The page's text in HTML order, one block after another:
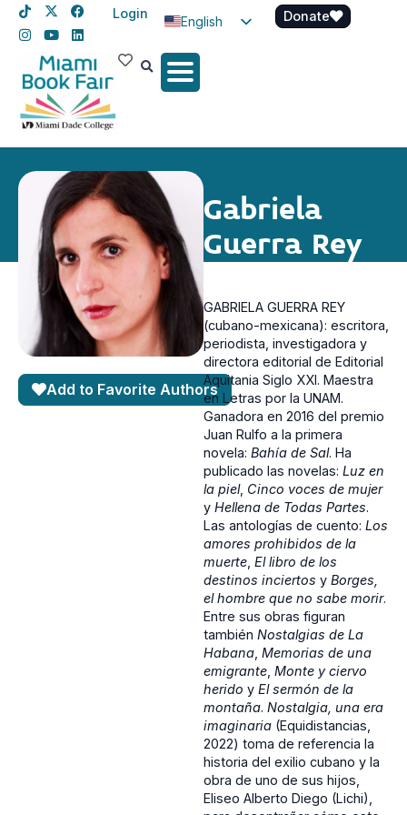
Login
English
Spanish
Donate
Gabriela
Guerra Rey
Add to Favorite Authors
GABRIELA GUERRA REY
(cubano-mexicana): escritora,
periodista, investigadora y
directora editorial de Editorial
Aquitania Siglo XXI. Maestra
en Letras por la UNAM.
Ganadora en 2016 del premio
Juan Rulfo a la primera
novela: Bahía de Sal. Ha
publicado las novelas: Luz en
la piel, Cinco voces de mujer
y Hellena de Todas Partes.
Las antologías de cuento: Los
amores prohibidos de la
muerte, El libro de los
destinos inciertos y Borges,
el hombre que no sabe morir.
Entre sus obras figuran
también Nostalgias de La
Habana, Memorias de una
emigrante, Monte y ciervo
herido y El sermón de la
montaña. Nostalgia, una era
imaginaria (Equidistancias,
2022) toma de referencia la
historia del exilio cubano y la
obra de uno de sus hijos,
Eliseo Alberto Diego (Lichi),